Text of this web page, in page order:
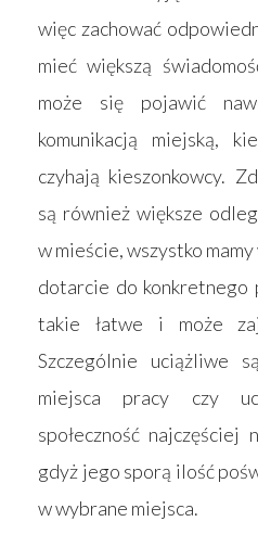
więc zachować
mieć większą
może się pojawić
komunikacją miejską,
czyhają kieszonkowcy.
są również większe
w mieście, wszystko
dotarcie do konkretnego
takie łatwe i może
Szczególnie uciążliwe
miejsca pracy czy
społeczność najczęściej
gdyż jego sporą ilość
w wybrane miejsca.